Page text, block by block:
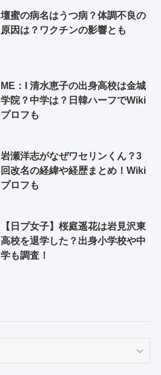
壇蜜の病名はうつ病？体調不良の
原因は？ワクチンの影響とも
ME：I 清水恵子の出身高校は金城
学院？中学は？日韓ハーフでWiki
プロフも
岩瀬洋志がなぜワセリンくん？3
回改名の経緯や経歴まとめ！Wiki
プロフも
【日プ女子】桜庭遥花は岩見沢東
高校を退学した？出身小学校や中
学も調査！